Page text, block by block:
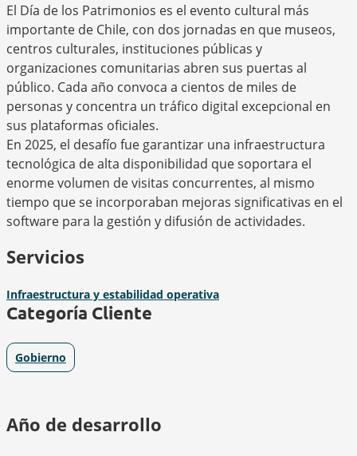
El Día de los Patrimonios es el evento cultural más
importante de Chile, con dos jornadas en que museos,
centros culturales, instituciones públicas y
organizaciones comunitarias abren sus puertas al
público. Cada año convoca a cientos de miles de
personas y concentra un tráfico digital excepcional en
sus plataformas oficiales.
En 2025, el desafío fue garantizar una infraestructura
tecnológica de alta disponibilidad que soportara el
enorme volumen de visitas concurrentes, al mismo
tiempo que se incorporaban mejoras significativas en el
software para la gestión y difusión de actividades.
Servicios
Infraestructura y estabilidad operativa
Categoría Cliente
Gobierno
Año de desarrollo